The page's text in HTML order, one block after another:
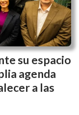
su espacio
agenda
a las